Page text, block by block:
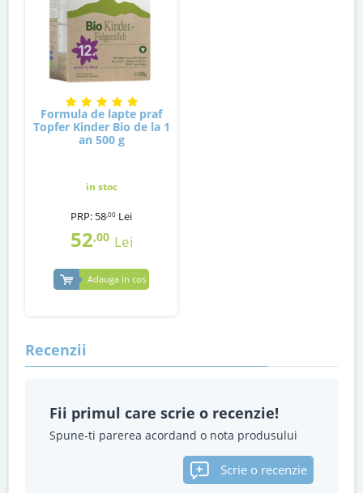
Formula de lapte praf
Topfer Kinder Bio de la 1
an 500 g
in stoc
PRP: 58,00 Lei
52,00 Lei
Adauga in cos
Recenzii
Fii primul care scrie o recenzie!
Spune-ti parerea acordand o nota produsului
Scrie o recenzie